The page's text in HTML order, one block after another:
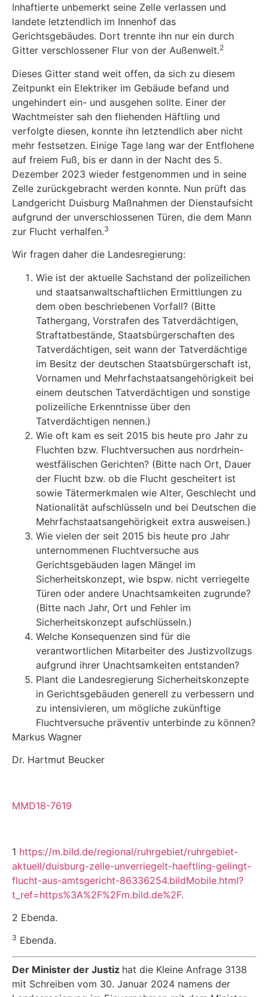
Inhaftierte unbemerkt seine Zelle verlassen und
landete letztendlich im Innenhof das
Gerichtsgebäudes. Dort trennte ihn nur ein durch
Gitter verschlossener Flur von der Außenwelt.2
Dieses Gitter stand weit offen, da sich zu diesem
Zeitpunkt ein Elektriker im Gebäude befand und
ungehindert ein- und ausgehen sollte. Einer der
Wachtmeister sah den fliehenden Häftling und
verfolgte diesen, konnte ihn letztendlich aber nicht
mehr festsetzen. Einige Tage lang war der Entflohene
auf freiem Fuß, bis er dann in der Nacht des 5.
Dezember 2023 wieder festgenommen und in seine
Zelle zurückgebracht werden konnte. Nun prüft das
Landgericht Duisburg Maßnahmen der Dienstaufsicht
aufgrund der unverschlossenen Türen, die dem Mann
zur Flucht verhalfen.3
Wir fragen daher die Landesregierung:
Wie ist der aktuelle Sachstand der polizeilichen
und staatsanwaltschaftlichen Ermittlungen zu
dem oben beschriebenen Vorfall? (Bitte
Tathergang, Vorstrafen des Tatverdächtigen,
Straftatbestände, Staatsbürgerschaften des
Tatverdächtigen, seit wann der Tatverdächtige
im Besitz der deutschen Staatsbürgerschaft ist,
Vornamen und Mehrfachstaatsangehörigkeit bei
einem deutschen Tatverdächtigen und sonstige
polizeiliche Erkenntnisse über den
Tatverdächtigen nennen.)
Wie oft kam es seit 2015 bis heute pro Jahr zu
Fluchten bzw. Fluchtversuchen aus nordrhein-
westfälischen Gerichten? (Bitte nach Ort, Dauer
der Flucht bzw. ob die Flucht gescheitert ist
sowie Tätermerkmalen wie Alter, Geschlecht und
Nationalität aufschlüsseln und bei Deutschen die
Mehrfachstaatsangehörigkeit extra ausweisen.)
Wie vielen der seit 2015 bis heute pro Jahr
unternommenen Fluchtversuche aus
Gerichtsgebäuden lagen Mängel im
Sicherheitskonzept, wie bspw. nicht verriegelte
Türen oder andere Unachtsamkeiten zugrunde?
(Bitte nach Jahr, Ort und Fehler im
Sicherheitskonzept aufschlüsseln.)
Welche Konsequenzen sind für die
verantwortlichen Mitarbeiter des Justizvollzugs
aufgrund ihrer Unachtsamkeiten entstanden?
Plant die Landesregierung Sicherheitskonzepte
in Gerichtsgebäuden generell zu verbessern und
zu intensivieren, um mögliche zukünftige
Fluchtversuche präventiv unterbinde zu können?
Markus Wagner
Dr. Hartmut Beucker
MMD18-7619
1 https://m.bild.de/regional/ruhrgebiet/ruhrgebiet-
aktuell/duisburg-zelle-unverriegelt-haeftling-gelingt-
flucht-aus-amtsgericht-86336254.bildMobile.html?
t_ref=https%3A%2F%2Fm.bild.de%2F.
2 Ebenda.
3 Ebenda.
Der Minister der Justiz hat die Kleine Anfrage 3138
mit Schreiben vom 30. Januar 2024 namens der